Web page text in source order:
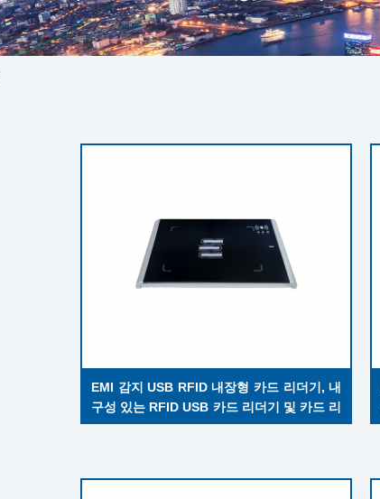
EMI 감지 USB RFID 내장형 카드 리더기, 내
구성 있는 RFID USB 카드 리더기 및 카드 리
더기 모듈